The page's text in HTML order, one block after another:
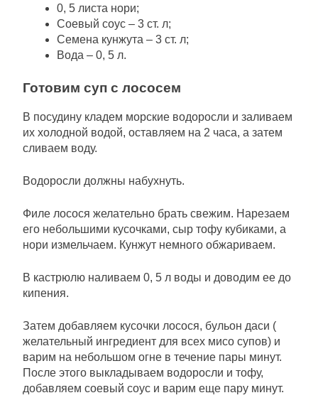
0, 5 листа нори;
Соевый соус – 3 ст. л;
Семена кунжута – 3 ст. л;
Вода – 0, 5 л.
Готовим суп с лососем
В посудину кладем морские водоросли и заливаем
их холодной водой, оставляем на 2 часа, а затем
сливаем воду.
Водоросли должны набухнуть.
Филе лосося желательно брать свежим. Нарезаем
его небольшими кусочками, сыр тофу кубиками, а
нори измельчаем. Кунжут немного обжариваем.
В кастрюлю наливаем 0, 5 л воды и доводим ее до
кипения.
Затем добавляем кусочки лосося, бульон даси (
желательный ингредиент для всех мисо супов) и
варим на небольшом огне в течение пары минут.
После этого выкладываем водоросли и тофу,
добавляем соевый соус и варим еще пару минут.